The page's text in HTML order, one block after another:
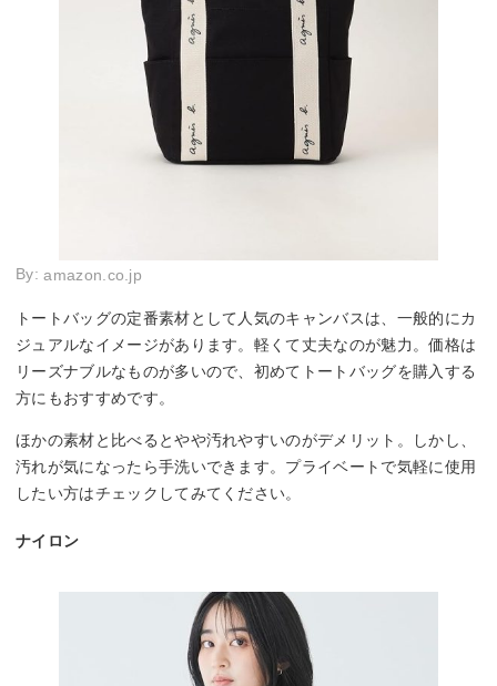
By:amazon.co.jp
トートバッグの定番素材として人気のキャンバスは、一般的にカ
ジュアルなイメージがあります。軽くて丈夫なのが魅力。価格は
リーズナブルなものが多いので、初めてトートバッグを購入する
方にもおすすめです。
ほかの素材と比べるとやや汚れやすいのがデメリット。しかし、
汚れが気になったら手洗いできます。プライベートで気軽に使用
したい方はチェックしてみてください。
ナイロン